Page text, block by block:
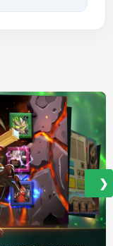
❯